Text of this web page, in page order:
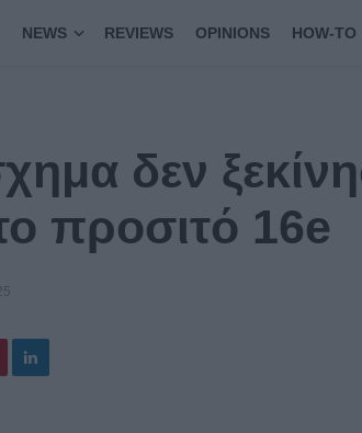
NEWS REVIEWS OPINIONS HOW-TO
δεν
προσιτό 16e